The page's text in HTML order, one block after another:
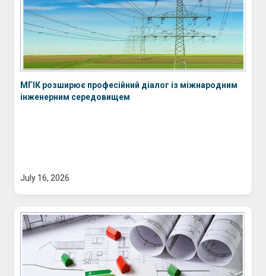
МГІК розширює професійний діалог із міжнародним
інженерним середовищем
July 16, 2026